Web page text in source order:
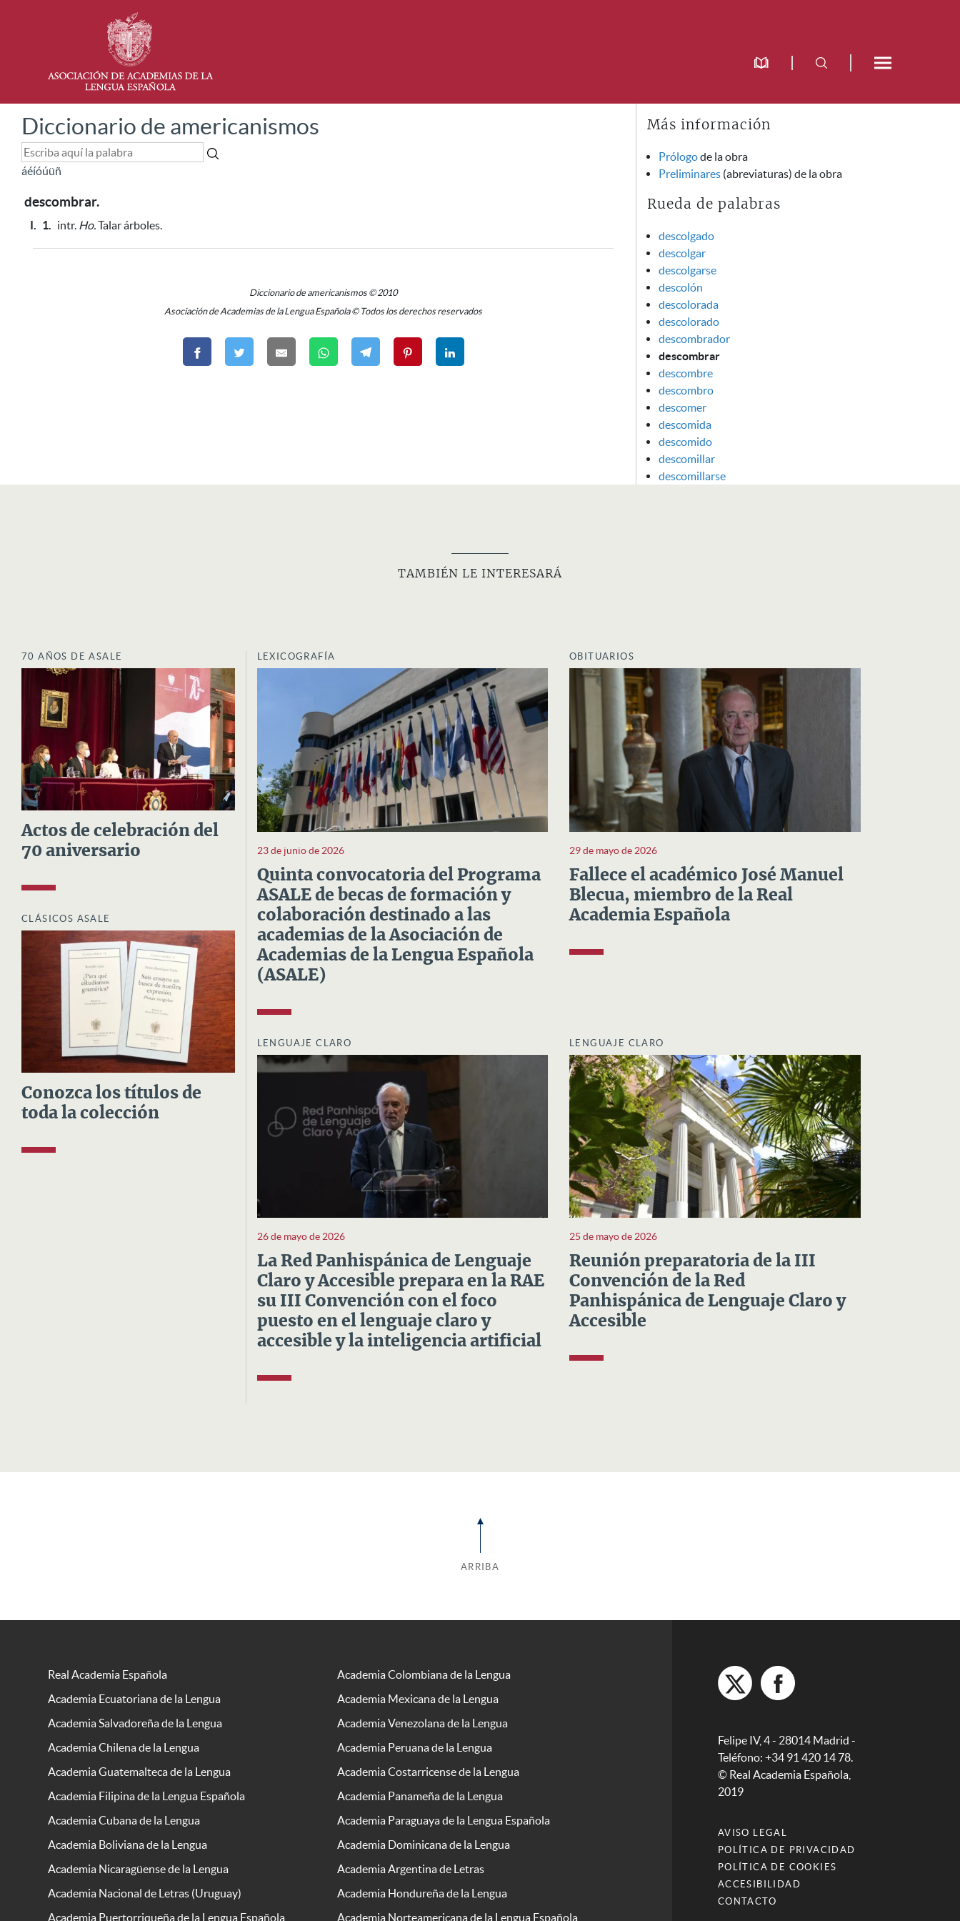
Diccionario de americanismos
áéíóúüñ
descombrar.
I. 1. intr. Ho.Talar árboles.
Diccionario de americanismos © 2010
Asociación de Academias de la Lengua Española © Todos los derechos reservados
Más información
Prólogode la obra
Preliminares (abreviaturas) de la obra
Rueda de palabras
descolgado
descolgar
descolgarse
descolón
descolorada
descolorado
descombrador
descombrar
descombre
descombro
descomer
descomida
descomido
descomillar
descomillarse
TAMBIÉN LE INTERESARÁ
70 AÑOS DE ASALE
Actos de celebración del
70 aniversario
CLÁSICOS ASALE
Conozca los títulos de
toda la colección
LEXICOGRAFÍA
23 de junio de 2026
Quinta convocatoria del Programa
ASALE de becas de formación y
colaboración destinado a las
academias de la Asociación de
Academias de la Lengua Española
(ASALE)
OBITUARIOS
29 de mayo de 2026
Fallece el académico José Manuel
Blecua, miembro de la Real
Academia Española
LENGUAJE CLARO
26 de mayo de 2026
La Red Panhispánica de Lenguaje
Claro y Accesible prepara en la RAE
su III Convención con el foco
puesto en el lenguaje claro y
accesible y la inteligencia artificial
LENGUAJE CLARO
25 de mayo de 2026
Reunión preparatoria de la III
Convención de la Red
Panhispánica de Lenguaje Claro y
Accesible
ARRIBA
Real Academia Española
Academia Colombiana de la Lengua
Academia Ecuatoriana de la Lengua
Academia Mexicana de la Lengua
Academia Salvadoreña de la Lengua
Academia Venezolana de la Lengua
Academia Chilena de la Lengua
Academia Peruana de la Lengua
Academia Guatemalteca de la Lengua
Academia Costarricense de la Lengua
Academia Filipina de la Lengua Española
Academia Panameña de la Lengua
Academia Cubana de la Lengua
Academia Paraguaya de la Lengua Española
Academia Boliviana de la Lengua
Academia Dominicana de la Lengua
Academia Nicaragüense de la Lengua
Academia Argentina de Letras
Academia Nacional de Letras (Uruguay)
Academia Hondureña de la Lengua
Academia Puertorriqueña de la Lengua Española
Academia Norteamericana de la Lengua Española
Felipe IV, 4 - 28014 Madrid -
Teléfono: +34 91 420 14 78.
© Real Academia Española,
2019
AVISO LEGAL
POLÍTICA DE PRIVACIDAD
POLÍTICA DE COOKIES
ACCESIBILIDAD
CONTACTO